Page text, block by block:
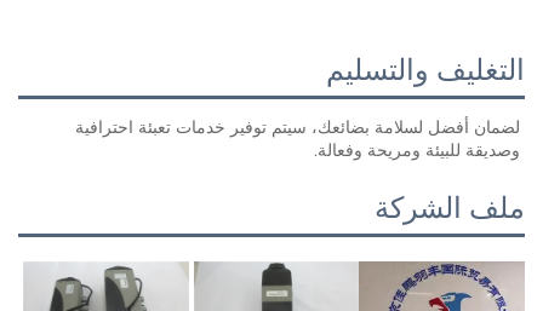
لضمان أفضل لسلامة بضائعك، سيتم توفير خدمات تعبئة احترافية
وفعالة.